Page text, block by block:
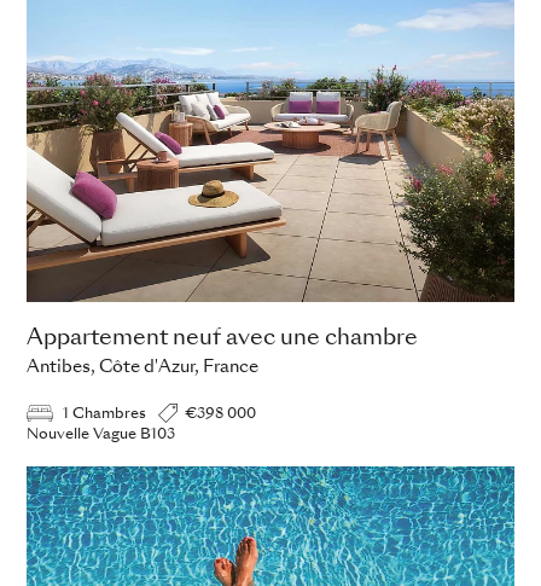
Appartement neuf avec une chambre
Antibes, Côte d'Azur, France
1 Chambres
€398 000
Nouvelle Vague B103